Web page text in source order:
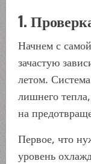
1.
Начнем с
зачастую
летом.
лишнего
на
Первое, что
уровень